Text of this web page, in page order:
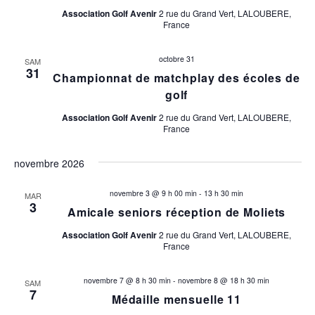
Association Golf Avenir2 rue du Grand Vert, LALOUBERE,
France
SAM
31
Championnat de matchplay des écoles de
golf
octobre 31
Association Golf Avenir2 rue du Grand Vert, LALOUBERE,
France
novembre 2026
MAR
3 Amicale seniors réception de Moliets
novembre 3 @ 9 h 00 min - 13 h 30 min
Association Golf Avenir2 rue du Grand Vert, LALOUBERE,
France
SAM
7 Médaille mensuelle 11
novembre 7 @ 8 h 30 min - novembre 8 @ 18 h 30 min